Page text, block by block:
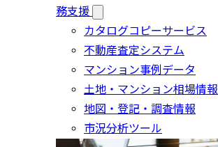
務支援
カタログコピーサービス
不動産査定システム
マンション事例データ
土地・マンション相場情報
地図・登記・調査情報
市況分析ツール